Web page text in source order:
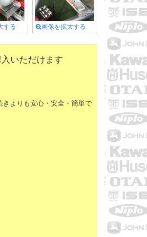
する 画像を拡大する
いただけます
よりも安心・安全・簡単で